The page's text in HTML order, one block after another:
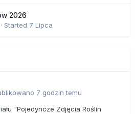
2026
· Started 7 Lipca
7 godzin temu
"Pojedyncze Zdjęcia Roślin